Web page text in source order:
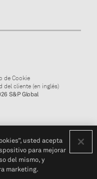
de Cookie
del cliente (en inglés)
S&P Global
usted acepta
para mejorar
del mismo, y
marketing.